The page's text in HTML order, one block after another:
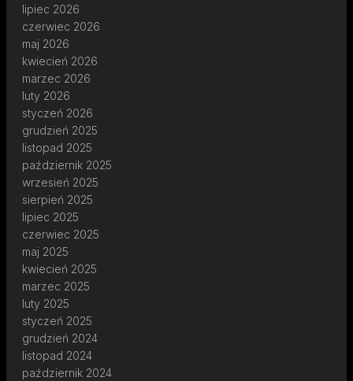
lipiec 2026
czerwiec 2026
maj 2026
kwiecień 2026
marzec 2026
luty 2026
styczeń 2026
grudzień 2025
listopad 2025
październik 2025
wrzesień 2025
sierpień 2025
lipiec 2025
czerwiec 2025
maj 2025
kwiecień 2025
marzec 2025
luty 2025
styczeń 2025
grudzień 2024
listopad 2024
październik 2024